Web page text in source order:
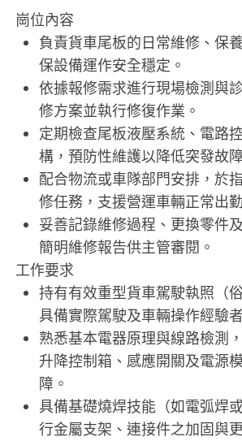
崗位內容
負責貨車尾板的日常維修、保
保設備運作安全穩定。
依據報修需求進行現場檢測與
修方案並執行修復作業。
定期檢查尾板液壓系統、電路
構，預防性維護以降低突發故
配合物流或車隊部門安排，於
修任務，支援營運車輛正常出
妥善記錄維修過程、更換零件
簡明維修報告供主管審閱。
工作要求
持有有效重型貨車駕駛執照（
具備實際駕駛及車輛操作經驗
熟悉基本電器原理與線路檢測
升降控制箱、感應開關及電源
障。
具備基礎燒焊技能（如電弧焊
行金屬支架、連接件之加固與